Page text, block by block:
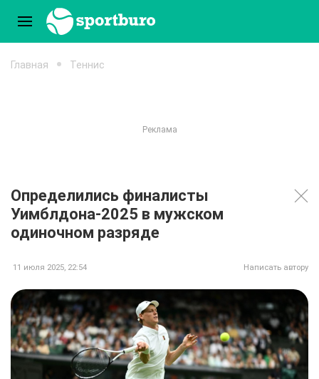
Главная Теннис
Определились финалисты
Уимблдона-2025 в мужском
одиночном разряде
11 июля 2025, 22:54 Написать автору